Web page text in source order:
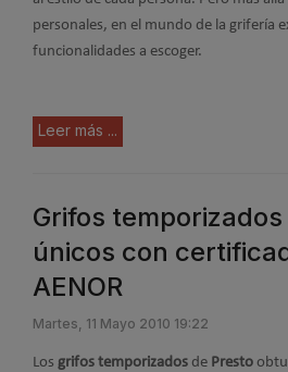
personales, en el mundo de la grifería
funcionalidades a escoger.
Leer más ...
Grifos
únicos con
AENOR
Martes, 11 Mayo 2010 19:22
Los grifos temporizados de Presto